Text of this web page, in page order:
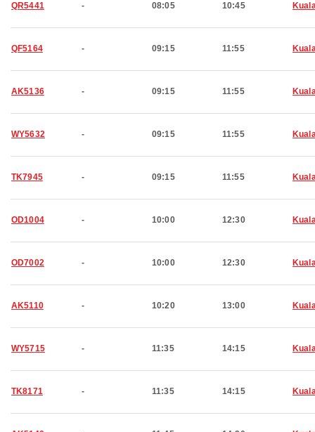
QR5441 - 08:05 10:45
QF5164 - 09:15 11:55
AK5136 - 09:15 11:55
WY5632 - 09:15 11:55
TK7945 - 09:15 11:55
OD1004 - 10:00 12:30
OD7002 - 10:00 12:30
AK5110 - 10:20 13:00
WY5715 - 11:35 14:15
TK8171 - 11:35 14:15